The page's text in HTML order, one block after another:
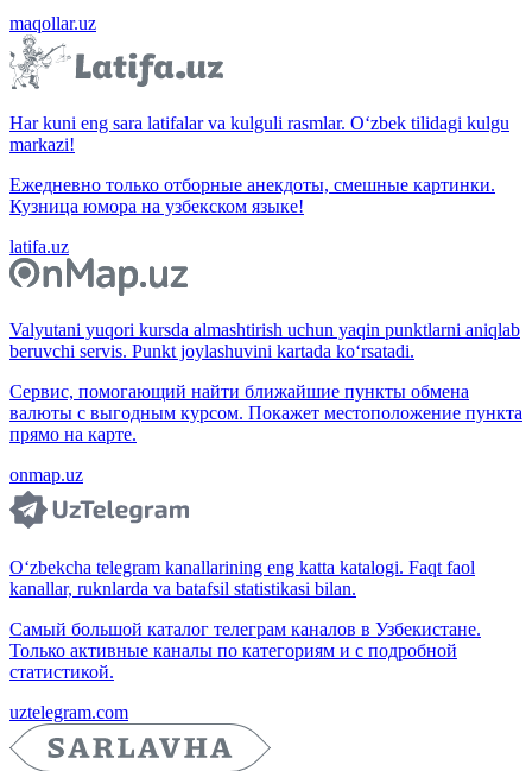
maqollar.uz
Har kuni eng sara latifalar va kulguli rasmlar. O‘zbek tilidagi kulgu
markazi!
Ежедневно только отборные анекдоты, смешные картинки.
Кузница юмора на узбекском языке!
latifa.uz
Valyutani yuqori kursda almashtirish uchun yaqin punktlarni aniqlab
beruvchi servis. Punkt joylashuvini kartada ko‘rsatadi.
Сервис, помогающий найти ближайшие пункты обмена
валюты с выгодным курсом. Покажет местоположение пункта
прямо на карте.
onmap.uz
O‘zbekcha telegram kanallarining eng katta katalogi. Faqt faol
kanallar, ruknlarda va batafsil statistikasi bilan.
Самый большой каталог телеграм каналов в Узбекистане.
Только активные каналы по категориям и с подробной
статистикой.
uztelegram.com